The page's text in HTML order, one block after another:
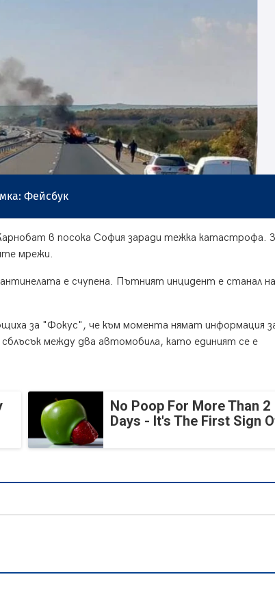
Фейсбук
в посока София заради тежка катастрофа.
мрежи.
е счупена. Пътният инцидент е станал
за "Фокус", че към момента нямат информация
между два автомобила, като единият се е
No Poop For More Than 2
Days - It's The First Sign